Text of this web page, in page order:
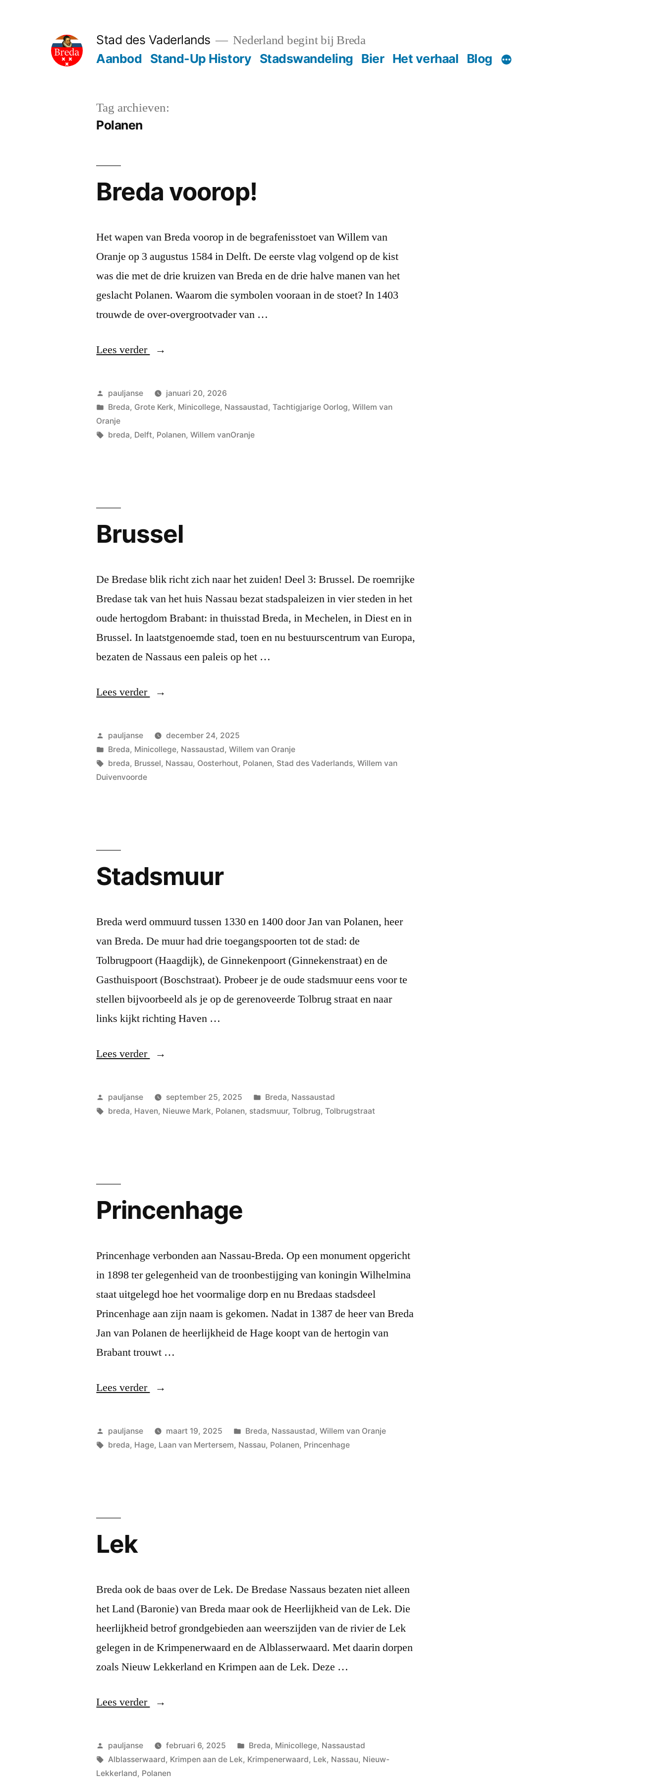
Stad des Vaderlands Nederland begint bij Breda
Aanbod Stand-Up History Stadswandeling Bier Het verhaal Blog
Tag archieven:
Polanen
Breda voorop!
Het wapen van Breda voorop in de begrafenisstoet van Willem van
Oranje op 3 augustus 1584 in Delft. De eerste vlag volgend op de kist
was die met de drie kruizen van Breda en de drie halve manen van het
geslacht Polanen. Waarom die symbolen vooraan in de stoet? In 1403
trouwde de over-overgrootvader van …
Lees verder
“Breda
Geplaatst
door
pauljanse
januari 20, 2026
Geplaatst
in
Breda, Grote Kerk, Minicollege, Nassaustad,Tachtigjarige Oorlog,Willem van
Oranje
Tags:
breda, Delft, Polanen,Willem vanOranje
Brussel
De Bredase blik richt zich naar het zuiden! Deel 3: Brussel. De roemrijke
Bredase tak van het huis Nassau bezat stadspaleizen in vier steden in het
oude hertogdom Brabant: in thuisstad Breda, in Mechelen, in Diest en in
Brussel. In laatstgenoemde stad, toen en nu bestuurscentrum van Europa,
bezaten de Nassaus een paleis op het …
Lees verder “Brussel”
Geplaatst
door
pauljanse
december 24, 2025
Geplaatst
in
Breda, Minicollege, Nassaustad,Willem van Oranje
Tags:
breda, Brussel, Nassau, Oosterhout, Polanen, Stad des Vaderlands,Willem van
Duivenvoorde
Stadsmuur
Breda werd ommuurd tussen 1330 en 1400 door Jan van Polanen, heer
van Breda. De muur had drie toegangspoorten tot de stad: de
Tolbrugpoort (Haagdijk), de Ginnekenpoort (Ginnekenstraat) en de
Gasthuispoort (Boschstraat). Probeer je de oude stadsmuur eens voor te
stellen bijvoorbeeld als je op de gerenoveerde Tolbrug straat en naar
links kijkt richting Haven …
Lees verder “Stadsmuur”
Geplaatst
door
pauljanse september 25, 2025
Geplaatst
in
Breda, Nassaustad
Tags:
breda, Haven, Nieuwe Mark, Polanen, stadsmuur,Tolbrug,Tolbrugstraat
Princenhage
Princenhage verbonden aan Nassau-Breda. Op een monument opgericht
in 1898 ter gelegenheid van de troonbestijging van koningin Wilhelmina
staat uitgelegd hoe het voormalige dorp en nu Bredaas stadsdeel
Princenhage aan zijn naam is gekomen. Nadat in 1387 de heer van Breda
Jan van Polanen de heerlijkheid de Hage koopt van de hertogin van
Brabant trouwt …
Lees verder “Princenhage”
Geplaatst
door
pauljanse maart 19, 2025
Geplaatst
in
Breda, Nassaustad, Willem van Oranje
Tags:
breda, Hage, Laan van Mertersem, Nassau, Polanen, Princenhage
Lek
Breda ook de baas over de Lek. De Bredase Nassaus bezaten niet alleen
het Land (Baronie) van Breda maar ook de Heerlijkheid van de Lek. Die
heerlijkheid betrof grondgebieden aan weerszijden van de rivier de Lek
gelegen in de Krimpenerwaard en de Alblasserwaard. Met daarin dorpen
zoals Nieuw Lekkerland en Krimpen aan de Lek. Deze …
Lees verder “Lek”
Geplaatst
door
pauljanse februari 6, 2025
Geplaatst
in
Breda, Minicollege, Nassaustad
Tags:
Alblasserwaard, Krimpen aan de Lek, Krimpenerwaard, Lek, Nassau, Nieuw-
Lekkerland, Polanen